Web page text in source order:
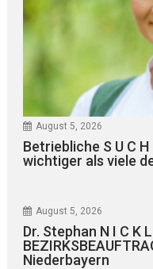
August 5, 2026
Betriebliche S U C H
wichtiger als viele
August 5, 2026
Dr. Stephan N I C K
Niederbayern